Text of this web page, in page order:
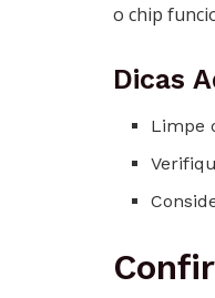
o chip
Dicas
Limpe